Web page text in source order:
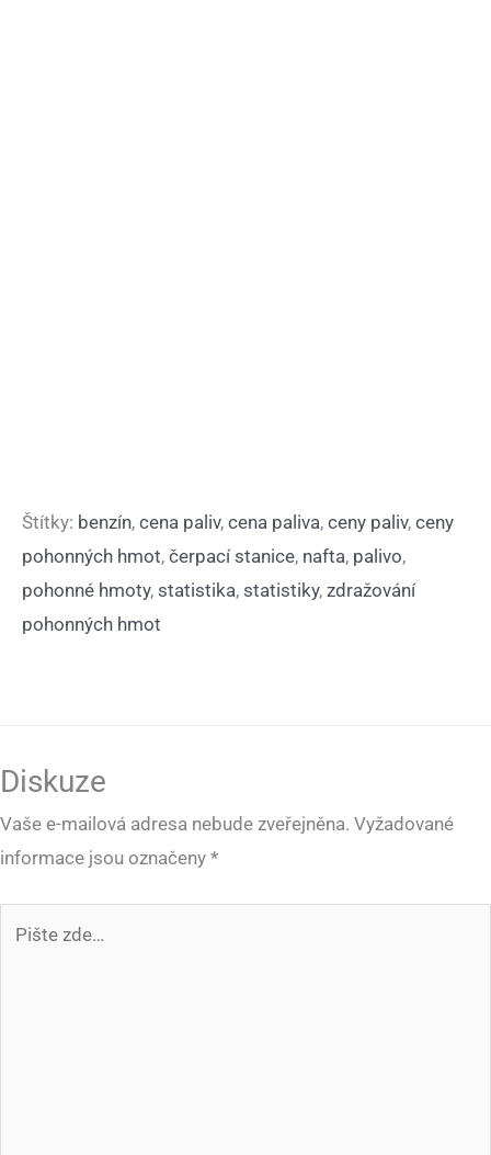
Štítky: benzín, cena paliv, cena paliva, ceny paliv, ceny
pohonných hmot, čerpací stanice, nafta, palivo,
pohonné hmoty, statistika, statistiky, zdražování
pohonných hmot
Diskuze
Vaše e-mailová adresa nebude zveřejněna. Vyžadované
informace jsou označeny *